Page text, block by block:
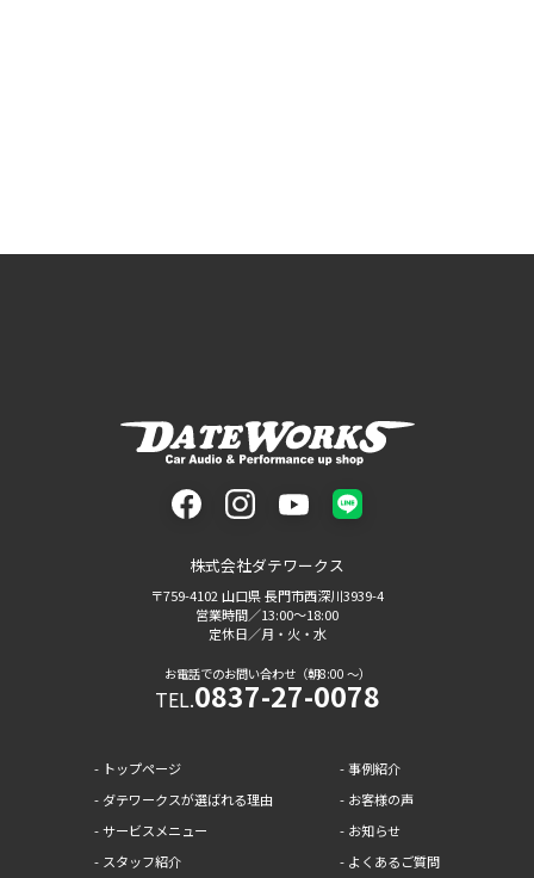
facebookinstagramyoutube
株式会社ダテワークス
〒759-4102 山口県 長門市西深川3939-4
営業時間／13:00〜18:00
定休日／月・火・水
お電話でのお問い合わせ（朝8:00 〜）
TEL.0837-27-0078
トップページ
ダテワークスが選ばれる理由
サービスメニュー
スタッフ紹介
事例紹介
お客様の声
お知らせ
よくあるご質問